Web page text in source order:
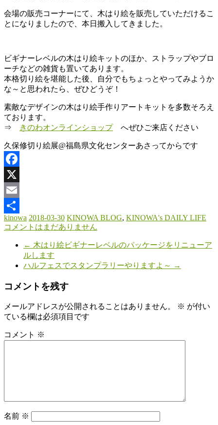
す。
会場の販売コーナーにて、木はり絵を販売していただけるこ
とになりましたので、本日搬入してきました。
ビギナーレベルの木はり絵キットのほか、ストラップやブロ
ーチなどの雑貨も置いてあります。
本格切り絵を堪能した後、自分でもちょっとやってみようか
な～と思われたら、ぜひどうぞ！
素敵なデザインの木はり絵手作りアートキットを多数そろえ
ております。
⇒
きのわオンラインショップへぜひご来店ください
久保修切り絵展@福島県文化センターあさってからです
Facebook
X
Email
共
kinowa 2018-03-30 KINOWA BLOG, KINOWA's DAILY LIFE
コメントはまだありません
← 木はり絵ビギナーレベルのパッケージをリニューア
ルします
ハルフェスでスタンプラリーやりますよ～ →
コメントを残す
メールアドレスが公開されることはありません。 ※ が付い
ている欄は必須項目です
コメント ※
名前 ※